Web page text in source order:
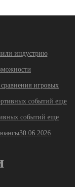
индустрию
игровых
событий еще
30.06.2026